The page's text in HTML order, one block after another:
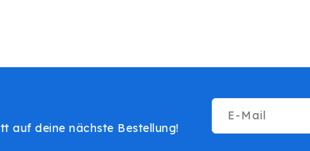
auf deine nächste Bestellung!
E-Mail